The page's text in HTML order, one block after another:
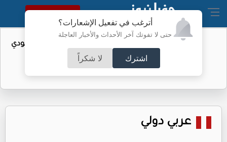
أترغب في تفعيل الإشعارات؟
حتى لا تفوتك آخر الأحداث والأخبار العاجلة
اشترك لا شكراً
النسخة الكاملة
واردات الولايات المتحدة من النفط السعودي
تهبط إلى الصفر
عربي دولي